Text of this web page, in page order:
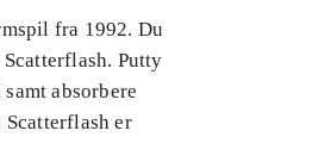
fra 1992. Du
Putty
absorbere
Scatterflash er